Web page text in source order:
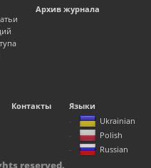
Архив журнала
Контакты
Языки
Ukrainian
Polish
Russian
reserved.